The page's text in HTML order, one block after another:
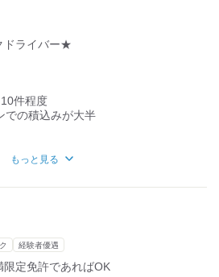
ます！
、
≫
」
いい】と思ってます。
髭ネイルもOK。
、
もいますね。
ドライバー★
件程度
での積込みが大半
定ルートにて、
ェックするため、
了します。
もっと見る
経験者優遇
定免許であればOK